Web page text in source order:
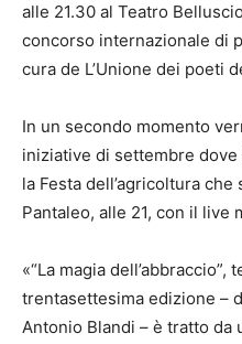
alle 21.30 al Teatro
concorso internazionale di
cura de L’Unione dei poeti
In un secondo momento
iniziative di settembre dove
la Festa dell’agricoltura
Pantaleo, alle 21, con il live
«“La magia dell’abbraccio”,
trentasettesima edizione –
Antonio Blandi – è tratto da